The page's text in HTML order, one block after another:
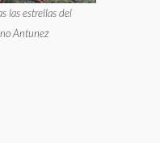
las estrellas del
Antunez